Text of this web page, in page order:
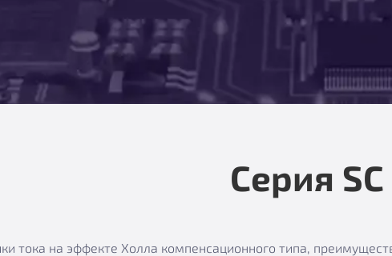
Серия SC
тока на эффекте Холла компенсационного типа,